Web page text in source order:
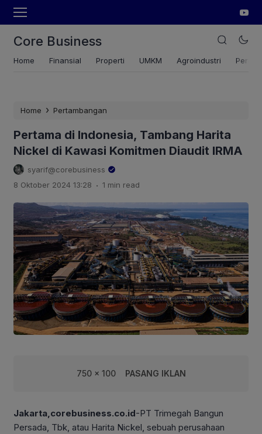
Core Business
Home Finansial Properti UMKM Agroindustri
Home › Pertambangan
Pertama di Indonesia, Tambang Harita
Nickel di Kawasi Komitmen Diaudit IRMA
syarif@corebusiness
8 Oktober 2024 13:28 . 1 min read
750 x 100 PASANG IKLAN
Jakarta,corebusiness.co.id-PT Trimegah Bangun
Persada, Tbk, atau Harita Nickel, sebuah perusahaan